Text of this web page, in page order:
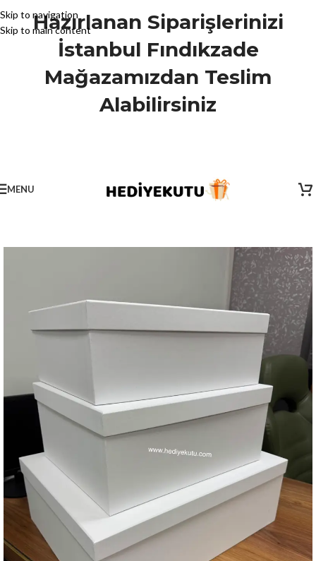
Skip to navigation
Skip to main content
Hazırlanan Siparişlerinizi
İstanbul Fındıkzade
Mağazamızdan Teslim
Alabilirsiniz
MENU